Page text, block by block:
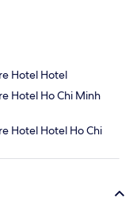
Hotel Hotel
Hotel Ho Chi Minh
Hotel Hotel Ho Chi